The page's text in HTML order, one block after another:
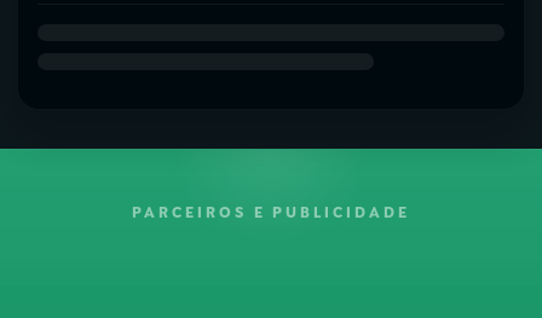
PARCEIROS E PUBLICIDADE